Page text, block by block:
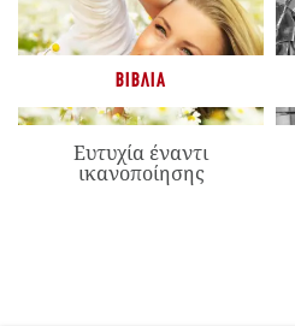
ΒΙΒΛΊΑ
Ευτυχία έναντι
ικανοποίησης